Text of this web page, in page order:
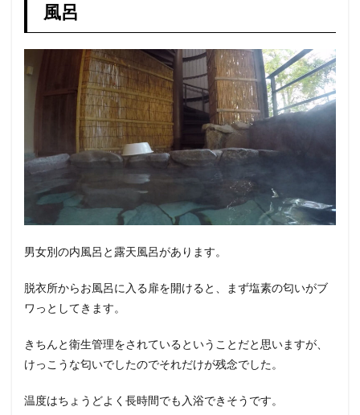
風呂
男女別の内風呂と露天風呂があります。
脱衣所からお風呂に入る扉を開けると、まず塩素の匂いがブ
ワっとしてきます。
きちんと衛生管理をされているということだと思いますが、
けっこうな匂いでしたのでそれだけが残念でした。
温度はちょうどよく長時間でも入浴できそうです。